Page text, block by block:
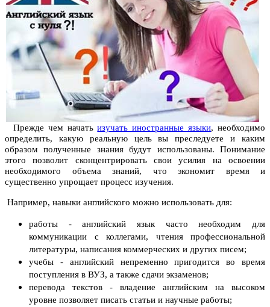
Прежде чем начатьизучать иностранные языки, необходимо
определить, какую реальную цель вы преследуете и каким
образом полученные знания будут использованы. Понимание
этого позволит сконцентрировать свои усилия на освоении
необходимого объема знаний, что экономит время и
существенно упрощает процесс изучения.
Например, навыки английского можно использовать для:
работы - английский язык часто необходим для
коммуникации с коллегами, чтения профессиональной
литературы, написания коммерческих и других писем;
учебы - английский непременно пригодится во время
поступления в ВУЗ, а также сдачи экзаменов;
перевода текстов - владение английским на высоком
уровне позволяет писать статьи и научные работы;